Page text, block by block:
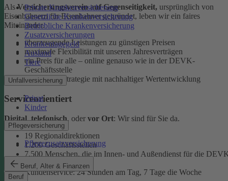
Private Krankenversicherung
Gesetzliche Krankenversicherung
Betriebliche Krankenversicherung
Zusatzversicherungen
Krankentagegeld
Ausland
Tiere
Unfallversicherung
Privat
Kinder
Pflegeversicherung
Pflegezusatzversicherung
Beruf, Alter & Finanzen
Beruf
AlsVersicherungsverein auf Gegenseitigkeit, ursprünglich von
Eisenbahnern für Eisenbahner gegründet, leben wir ein faires
Miteinander.
überzeugende Leistungen zu günstigen Preisen
maximale Flexibilität mit unseren Jahresverträgen
ein Preis für alle – online genauso wie in der DEVK-
Geschäftsstelle
faire Anlagestrategie mit nachhaltiger Wertentwicklung
Serviceorientiert
Digital,telefonisch, oder vor Ort: Wir sind für Sie da.
19 Regionaldirektionen
1.200 Geschäftsstellen
7.500 Menschen, die im Innen- und Außendienst für die
arbeiten
Kundenservice: 24 Stunden am Tag, 7 Tage die Woche